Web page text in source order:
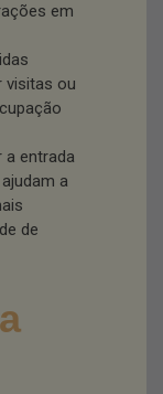
em
visitas ou
a entrada
a
de